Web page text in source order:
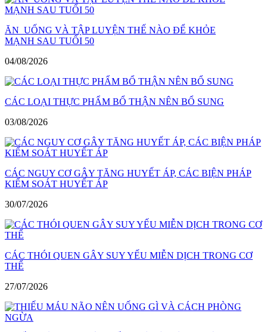
ĂN UỐNG VÀ TẬP LUYỆN THẾ NÀO ĐỂ KHỎE
MẠNH SAU TUỔI 50
04/08/2026
CÁC LOẠI THỰC PHẨM BỔ THẬN NÊN BỔ SUNG
03/08/2026
CÁC NGUY CƠ GÂY TĂNG HUYẾT ÁP, CÁC BIỆN PHÁP
KIỂM SOÁT HUYẾT ÁP
30/07/2026
CÁC THÓI QUEN GÂY SUY YẾU MIỄN DỊCH TRONG CƠ
THỂ
27/07/2026